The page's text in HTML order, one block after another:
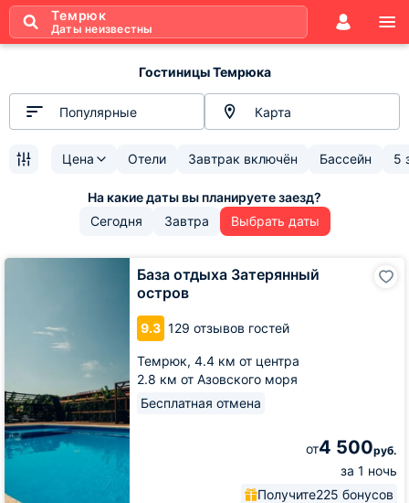
Темрюк
Даты неизвестны
Гостиницы Темрюка
Популярные Карта
Цена Отели Завтрак включён Бассейн 5
Сегодня Завтра Выбрать даты
База отдыха Затерянный
остров
9.3 129 отзывов гостей
Темрюк, 4.4 км от центра
2.8 км от Азовского моря
Бесплатная отмена
от4 500руб.
за 1 ночь
Получите225 бонусов
База